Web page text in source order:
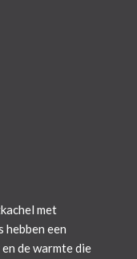
met
hebben een
de warmte die